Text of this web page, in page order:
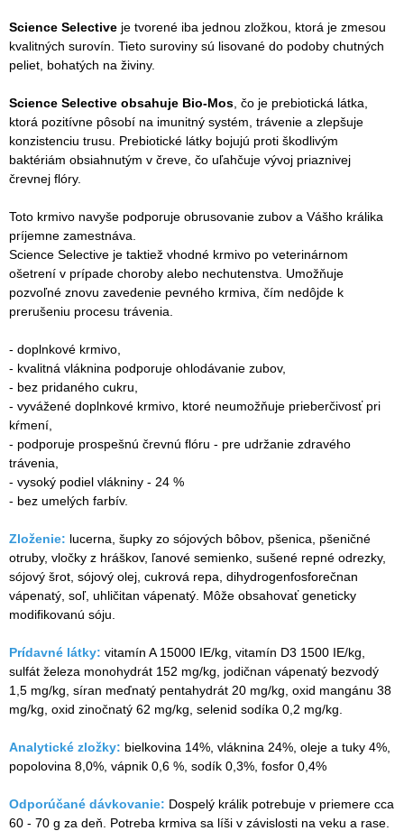
Science Selective je tvorené iba jednou zložkou, ktorá je zmesou
kvalitných surovín. Tieto suroviny sú lisované do podoby chutných
peliet, bohatých na živiny.
Science Selective obsahuje Bio-Mos , čo je prebiotická látka,
ktorá pozitívne pôsobí na imunitný systém, trávenie a zlepšuje
konzistenciu trusu. Prebiotické látky bojujú proti škodlivým
baktériám obsiahnutým v čreve, čo uľahčuje vývoj priaznivej
črevnej flóry.
Toto krmivo navyše podporuje obrusovanie zubov a Vášho králika
príjemne zamestnáva.
Science Selective je taktiež vhodné krmivo po veterinárnom
ošetrení v prípade choroby alebo nechutenstva. Umožňuje
pozvoľné znovu zavedenie pevného krmiva, čím nedôjde k
prerušeniu procesu trávenia.
- doplnkové krmivo,
- kvalitná vláknina podporuje ohlodávanie zubov,
- bez pridaného cukru,
- vyvážené doplnkové krmivo, ktoré neumožňuje prieberčivosť pri
kŕmení,
- podporuje prospešnú črevnú flóru - pre udržanie zdravého
trávenia,
- vysoký podiel vlákniny - 24 %
- bez umelých farbív.
Zloženie: lucerna, šupky zo sójových bôbov, pšenica, pšeničné
otruby, vločky z hráškov, ľanové semienko, sušené repné odrezky,
sójový šrot, sójový olej, cukrová repa, dihydrogenfosforečnan
vápenatý, soľ, uhličitan vápenatý. Môže obsahovať geneticky
modifikovanú sóju.
Prídavné látky: vitamín A 15000 IE/kg, vitamín D3 1500 IE/kg,
sulfát železa monohydrát 152 mg/kg, jodičnan vápenatý bezvodý
1,5 mg/kg, síran meďnatý pentahydrát 20 mg/kg, oxid mangánu 38
mg/kg, oxid zinočnatý 62 mg/kg, selenid sodíka 0,2 mg/kg.
Analytické zložky: bielkovina 14%, vláknina 24%, oleje a tuky 4%,
popolovina 8,0%, vápnik 0,6 %, sodík 0,3%, fosfor 0,4%
Odporúčané dávkovanie: Dospelý králik potrebuje v priemere cca
60 - 70 g za deň. Potreba krmiva sa líši v závislosti na veku a rase.